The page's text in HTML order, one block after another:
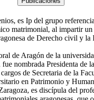
es Ip del grupo
matrimonial, al impartir
de Derecho civil y
de Aragón de la
nombrada Presidenta
de Secretaria de la
en Patrimonio y
es discípula del